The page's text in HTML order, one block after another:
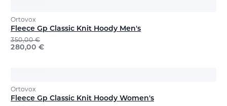
Ortovox
Fleece Gp Classic Knit Hoody Men's
350,00€
280,00 €
Ortovox
Fleece Gp Classic Knit Hoody Women's